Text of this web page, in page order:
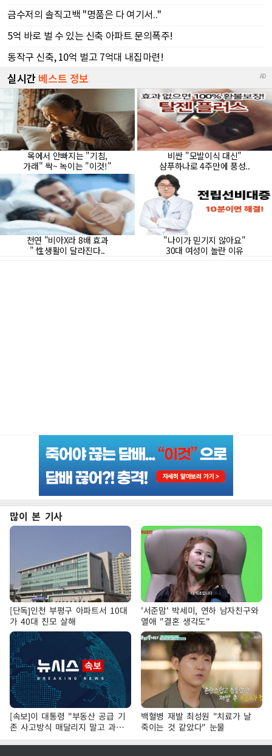
많이 본 기사
[단독]인천 부평구 아파트서 10대
가 40대 친모 살해
'서준맘' 박세미, 연하 남자친구와
열애 "결혼 생각도"
[속보]이 대통령 "부동산 공급 기
존 사고방식 매달리지 말고 과감
히 실천"
백혈병 재발 최성원 "치료가 날
죽이는 것 같았다" 눈물